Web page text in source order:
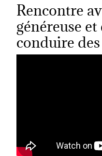
Rencontre
généreuse
conduire